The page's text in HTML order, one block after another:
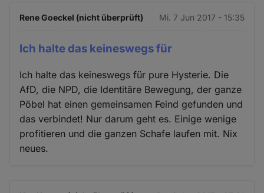
Rene Goeckel (nicht überprüft) Mi. 7 Jun 2017 - 15:35
Ich halte das keineswegs für
Ich halte das keineswegs für pure Hysterie. Die
AfD, die NPD, die Identitäre Bewegung, der ganze
Pöbel hat einen gemeinsamen Feind gefunden und
das verbindet! Nur darum geht es. Einige wenige
profitieren und die ganzen Schafe laufen mit. Nix
neues.